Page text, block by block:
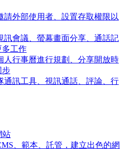
請外部使用者、設置存取權限以
訊會議、螢幕畫面分享、通話記
多工作
人行事曆進行規劃、分享開放時
步
通訊工具、視訊通話、評論、行
站
、範本、託管，建立出色的網